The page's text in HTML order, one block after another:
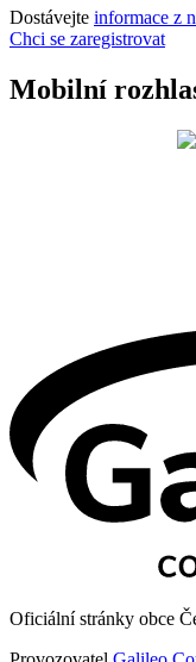
Dostávejte informace z
Chci se zaregistrovat
Mobilní
Oficiální stránky obce